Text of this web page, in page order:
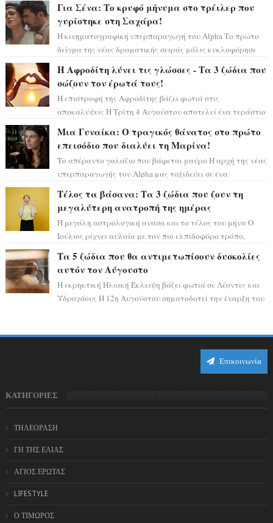
Για Σένα: Το κρυφό μήνυμα στο τρέιλερ που
γυρίστηκε στη Σαχάρα!
Η κινηματογραφική υπερπαραγωγή του Alpha Το πρώτο
δείγμα της νέας δραματικής σειράς μόλις κυκλοφόρησε
Η Αφροδίτη λύνει τις γλώσσες - Τα 3 ζώδια που
σώζουν τον έρωτά τους!
Η επιστροφή της Αφροδίτης βάζει φωτιά στις
αποκαλύψεις Η Τρίτη 4 Αυγούστου αποτελεί ένα τεράστιο
Μια Γυναίκα: Ο τραγικός θάνατος στο πρώτο
επεισόδιο που διαλύει τη Μαρίνα!
Το απέραντο γαλάζιο που βάφεται μαύρο Η αρχή της νέας
υπερπαραγωγής του Alpha μας ταξιδεύει σε ένα
Τέλος τα βάσανα: Τα 3 ζώδια που ζουν τη
μεγαλύτερη ανατροπή της ημέρας
Η μεγάλη αστρολογική ανάσα και το τέλος του μήνα Ο
Ιούλιος ρίχνει αυλαία με τον πιο ελπιδοφόρο τρόπο,
Τα 5 ζώδια που θα αντιμετωπίσουν δυσκολίες
αυτόν τον Αύγουστο
Η εκρηκτική Ηλιακή Έκλειψη βάζει φωτιά σε Λέοντες και
Υδροχόους Η 12η Αυγούστου σηματοδοτεί την έναρξη του
Επικοινωνία
ΚΑΤΗΓΟΡΙΕΣ
ΤΗΛΕΟΡΑΣΗ
ΓΗ ΤΗΣ ΕΛΙΑΣ
ΑΓΙΟΣ ΕΡΩΤΑΣ
LIFESTYLE
Ο ΤΙΜΩΡΟΣ